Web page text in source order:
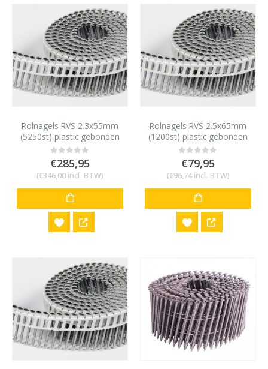
Rolnagels RVS 2.3x55mm
(5250st) plastic gebonden
0out of 5
€285,95
(€346,00 incl. BTW)
Rolnagels RVS 2.5x65mm
(1200st) plastic gebonden
0out of 5
€79,95
(€96,74incl. BTW)